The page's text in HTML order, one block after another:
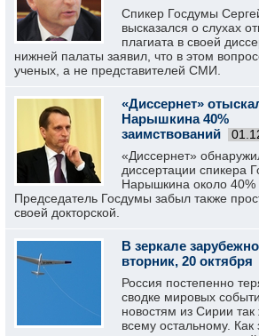
Спикер Госдумы
высказался о слухах
плагиата в своей
нижней палаты заявил, что в этом
ученых, а не представителей СМИ.
«Диссернет»
Нарышкина 40%
заимствований
«Диссернет»
диссертации спикера
Нарышкина около 40%
Председатель Госдумы забыл также
своей докторской.
В зеркале
вторник, 20 октября
Россия постепенно
сводке мировых
новостям из Сирии
всему остальному. Как